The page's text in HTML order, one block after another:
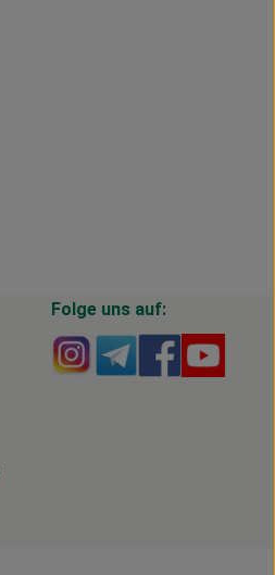
Folge uns auf:
Externer Link zu
Externer Link
Externer